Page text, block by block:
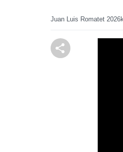
Juan Luis Romatet